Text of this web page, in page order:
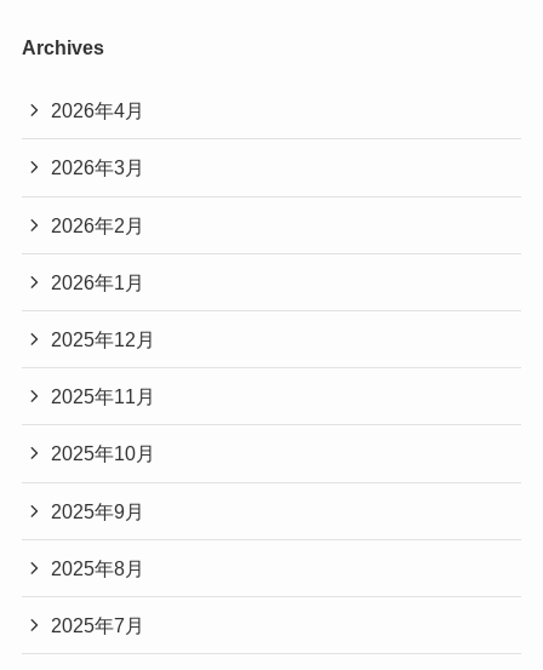
Archives
2026年4月
2026年3月
2026年2月
2026年1月
2025年12月
2025年11月
2025年10月
2025年9月
2025年8月
2025年7月